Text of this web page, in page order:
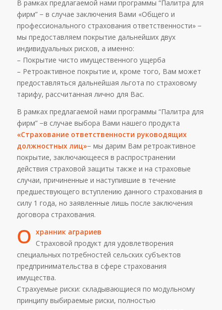
В рамках предлагаемой нами программы “Палитра для
фирм” − в случае заключения Вами «Общего и
профессионального страхования ответственности» −
мы предоставляем покрытие дальнейших двух
индивидуальных рисков, а именно:
– Покрытие чисто имущественного ущерба
– Ретроактивное покрытие и, кроме того, Вам может
предоставляться дальнейшая льгота по страховому
тарифу, рассчитанная лично для Вас.
В рамках предлагаемой нами программы “Палитра для
фирм” −в случае выбора Вами нашего продукта
«Страхование ответственности руководящих
должностных лиц»− мы дарим Вам ретроактивное
покрытие, заключающееся в распространении
действия страховой защиты также и на страховые
случаи, причиненные и наступившие в течение
предшествующего вступлению данного страхования в
силу 1 года, но заявленные лишь после заключения
договора страхования.
О хранник аграриев
Страховой продукт для удовлетворения
специальных потребностей сельских субъектов
предпринимательства в сфере страхования
имущества.
Страхуемые риски: складывающиеся по модульному
принципу выбираемые риски, полностью